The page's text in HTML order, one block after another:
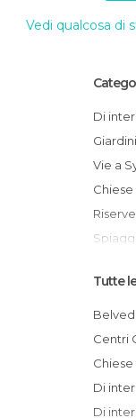
Vedi qualcosa di
Di
Vie a
Tutte
Di
Di